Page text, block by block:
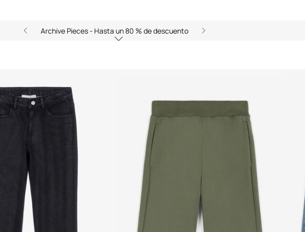
Archive Pieces - Hasta un 80 % de descuento